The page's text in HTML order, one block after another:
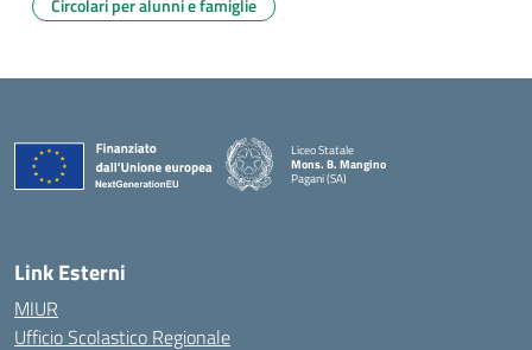
Circolari per alunni e famiglie
Liceo Statale
Mons. B. Mangino
Pagani (SA)
— Visita la pagina iniziale della scuola
Link Esterni
MIUR
Ufficio Scolastico Regionale